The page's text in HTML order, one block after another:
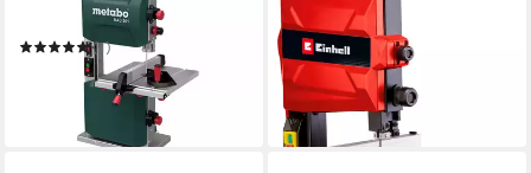
Bandsäge BAS 261 Precision
(1)
ab 285,60 € UVP493,85 €
leider ausverkauft
Bandsäge TC-SB 200/1
159,99 € UVP174,95 €
-9%
in 3-4 Werktagen bei dir